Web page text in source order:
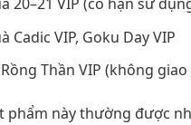
Cadic VIP, Goku Day VIP
Thần VIP (không
phẩm này thường được